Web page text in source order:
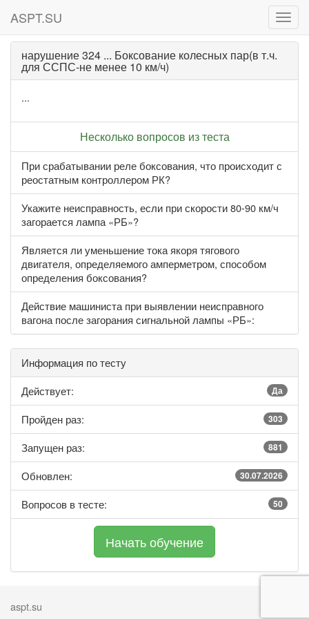
ASPT.SU
нарушение 324 ... Боксование колесных пар(в т.ч.
для ССПС-не менее 10 км/ч)
...
Несколько вопросов из теста
При срабатывании реле боксования, что происходит с
реостатным контроллером РК?
Укажите неисправность, если при скорости 80-90 км/ч
загорается лампа «РБ»?
Является ли уменьшение тока якоря тягового
двигателя, определяемого амперметром, способом
определения боксования?
Действие машиниста при выявлении неисправного
вагона после загорания сигнальной лампы «РБ»:
Информация по тесту
Действует:
Да
Пройден раз: 303
Запущен раз: 881
Обновлен: 30.07.2026
Вопросов в тесте: 50
aspt.su